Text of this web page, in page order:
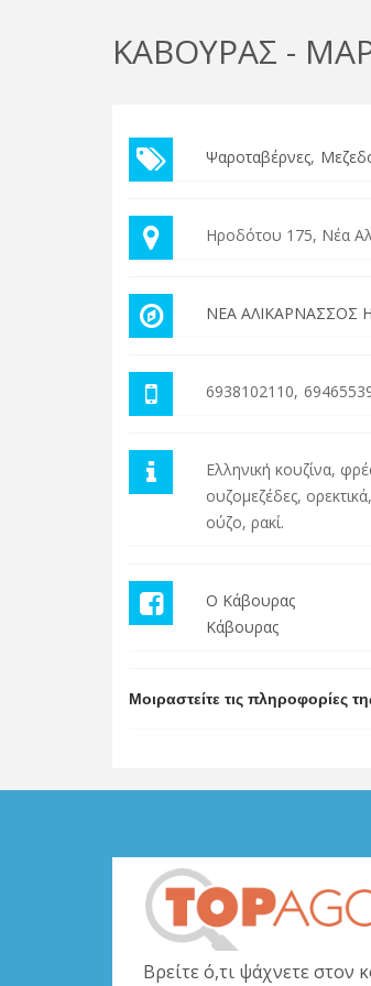
ΚΑΒΟΥΡΑΣ -
Ψαροταβέρνες
Ηροδότου 175, Νέα
ΝΕΑ ΑΛΙΚΑΡΝΑΣΣΟΣ
6938102110
Ελληνική κουζίνα,
ουζομεζέδες,
ούζο, ρακί.
Ο Κάβουρας
Κάβουρας
Μοιραστείτε τις πληροφορίες
Βρείτε ό,τι ψάχνετε στον